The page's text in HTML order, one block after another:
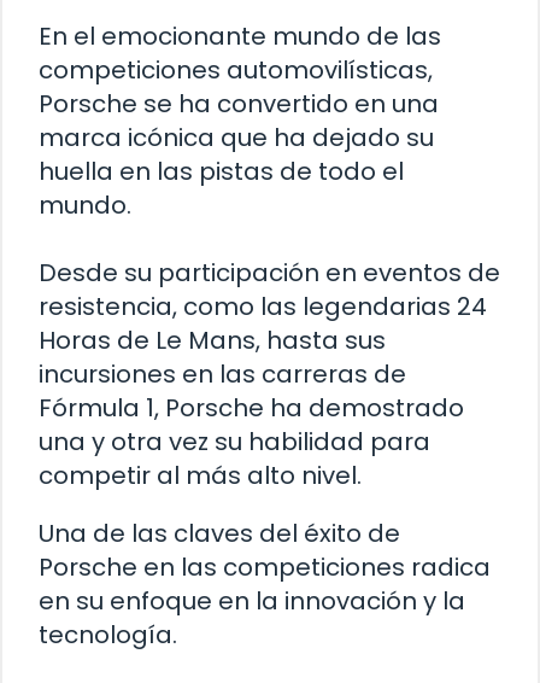
En el emocionante mundo de las
competiciones automovilísticas,
Porsche se ha convertido en una
marca icónica que ha dejado su
huella en las pistas de todo el
mundo.
Desde su participación en eventos de
resistencia, como las legendarias 24
Horas de Le Mans, hasta sus
incursiones en las carreras de
Fórmula 1, Porsche ha demostrado
una y otra vez su habilidad para
competir al más alto nivel.
Una de las claves del éxito de
Porsche en las competiciones radica
en su enfoque en la innovación y la
tecnología.